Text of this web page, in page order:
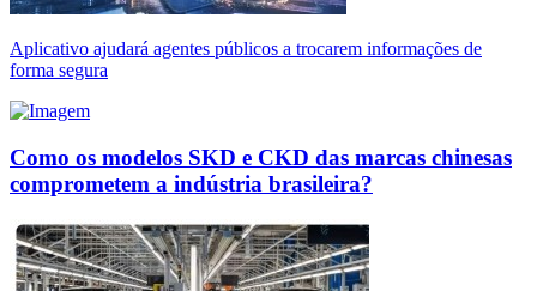
Aplicativo ajudará agentes públicos a trocarem informações de
forma segura
Como os modelos SKD e CKD das marcas chinesas
comprometem a indústria brasileira?